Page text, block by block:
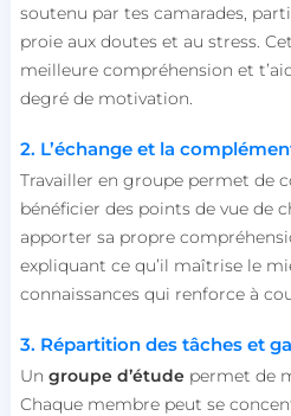
soutenu par tes camarades,
proie aux doutes et au stress.
meilleure compréhension et
degré de motivation.
2. L’échange et la
Travailler en groupe permet de
bénéficier des points de vue de
apporter sa propre
expliquant ce qu’il maîtrise le
connaissances qui renforce à
3. Répartition des tâches et
Un groupe d’étudepermet de
Chaque membre peut se